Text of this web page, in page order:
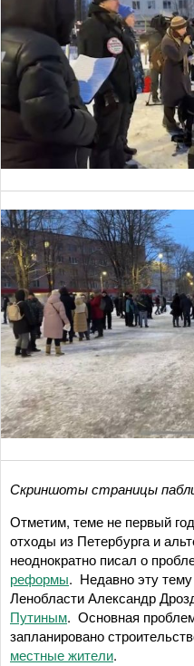
Скриншоты страницы
Отметим, теме не первый
отходы из Петербурга и
неоднократно писал о
реформы. Недавно эту тему
Ленобласти Александр
Путиным. Основная
запланировано
местные жители.